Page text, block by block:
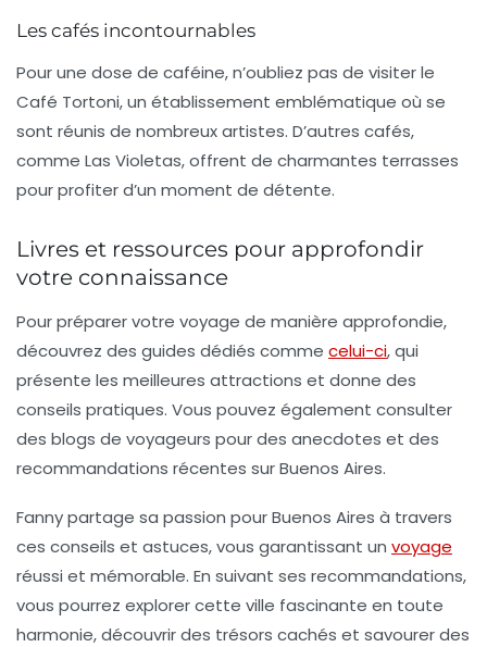
Les cafés incontournables
Pour une dose de caféine, n’oubliez pas de visiter le
Café Tortoni, un établissement emblématique où se
sont réunis de nombreux artistes. D’autres cafés,
comme Las Violetas, offrent de charmantes terrasses
pour profiter d’un moment de détente.
Livres et ressources pour approfondir
votre connaissance
Pour préparer votre voyage de manière approfondie,
découvrez des guides dédiés comme celui-ci, qui
présente les meilleures attractions et donne des
conseils pratiques. Vous pouvez également consulter
des blogs de voyageurs pour des anecdotes et des
recommandations récentes sur Buenos Aires.
Fanny partage sa passion pour Buenos Aires à travers
ces conseils et astuces, vous garantissant un voyage
réussi et mémorable. En suivant ses recommandations,
vous pourrez explorer cette ville fascinante en toute
harmonie, découvrir des trésors cachés et savourer des